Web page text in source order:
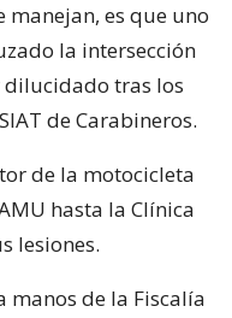
manejan, es que uno
la intersección
dilucidado tras los
de Carabineros.
de la motocicleta
hasta la Clínica
lesiones.
manos de la Fiscalía